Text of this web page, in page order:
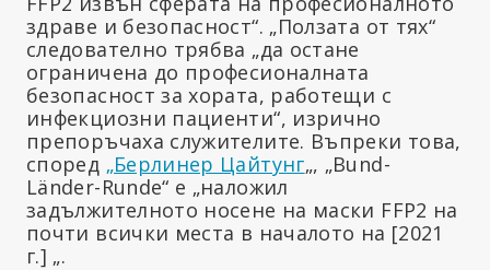
здраве и безопасност“. „Ползата от тях“
следователно трябва „да остане
ограничена до професионалната
безопасност за хората, работещи с
инфекциозни пациенти“, изрично
препоръчаха служителите. Въпреки това,
според „Берлинер Цайтунг„, „Bund-
Länder-Runde“ е „наложил
задължителното носене на маски FFP2 на
почти всички места в началото на [2021
г.] „.